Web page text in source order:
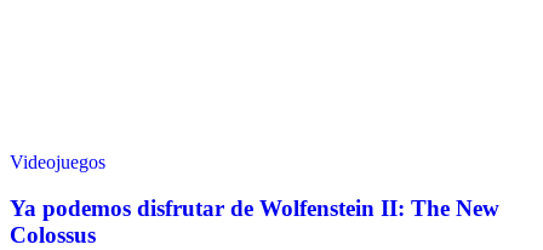
Videojuegos
Ya podemos disfrutar de Wolfenstein II: The New
Colossus